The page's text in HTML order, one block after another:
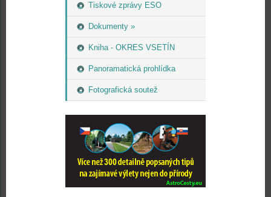
Tiskové zprávy ESO
Dokumenty »
Kniha - OKRES VSETÍN
Panoramatická prohlídka
Fotografická soutež